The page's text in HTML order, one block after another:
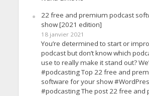
22 free and premium podcast
show [2021 edition]
18 janvier 2021
You’re determined to start or
podcast but don’t know which
use to really make it stand out?
#podcasting Top 22 free and
software for your show
#podcasting The post 22 free and